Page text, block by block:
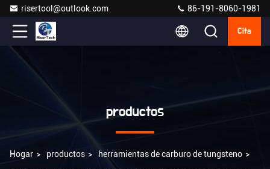
risertool@outlook.com 86-191-8060-1981
Cita
productos
Hogar > productos > herramientas de carburo de tungsteno >